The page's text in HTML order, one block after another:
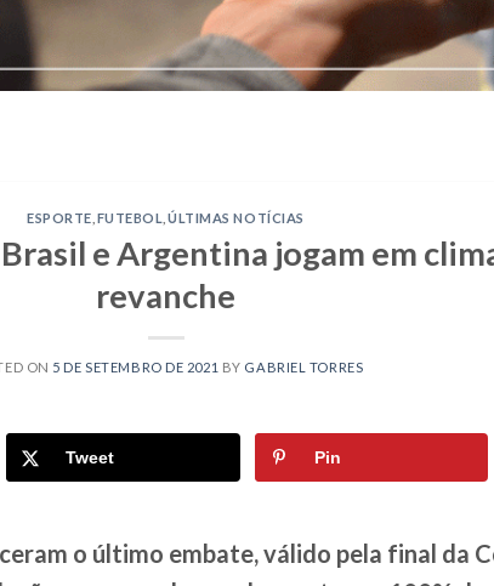
ESPORTE FUTEBOL ÚLTIMAS NOTÍCIAS
e Argentina jogam em
revanche
ON 5 DE SETEMBRO DE 2021 BY GABRIEL TORRES
Tweet Pin
o último embate, válido pela final da